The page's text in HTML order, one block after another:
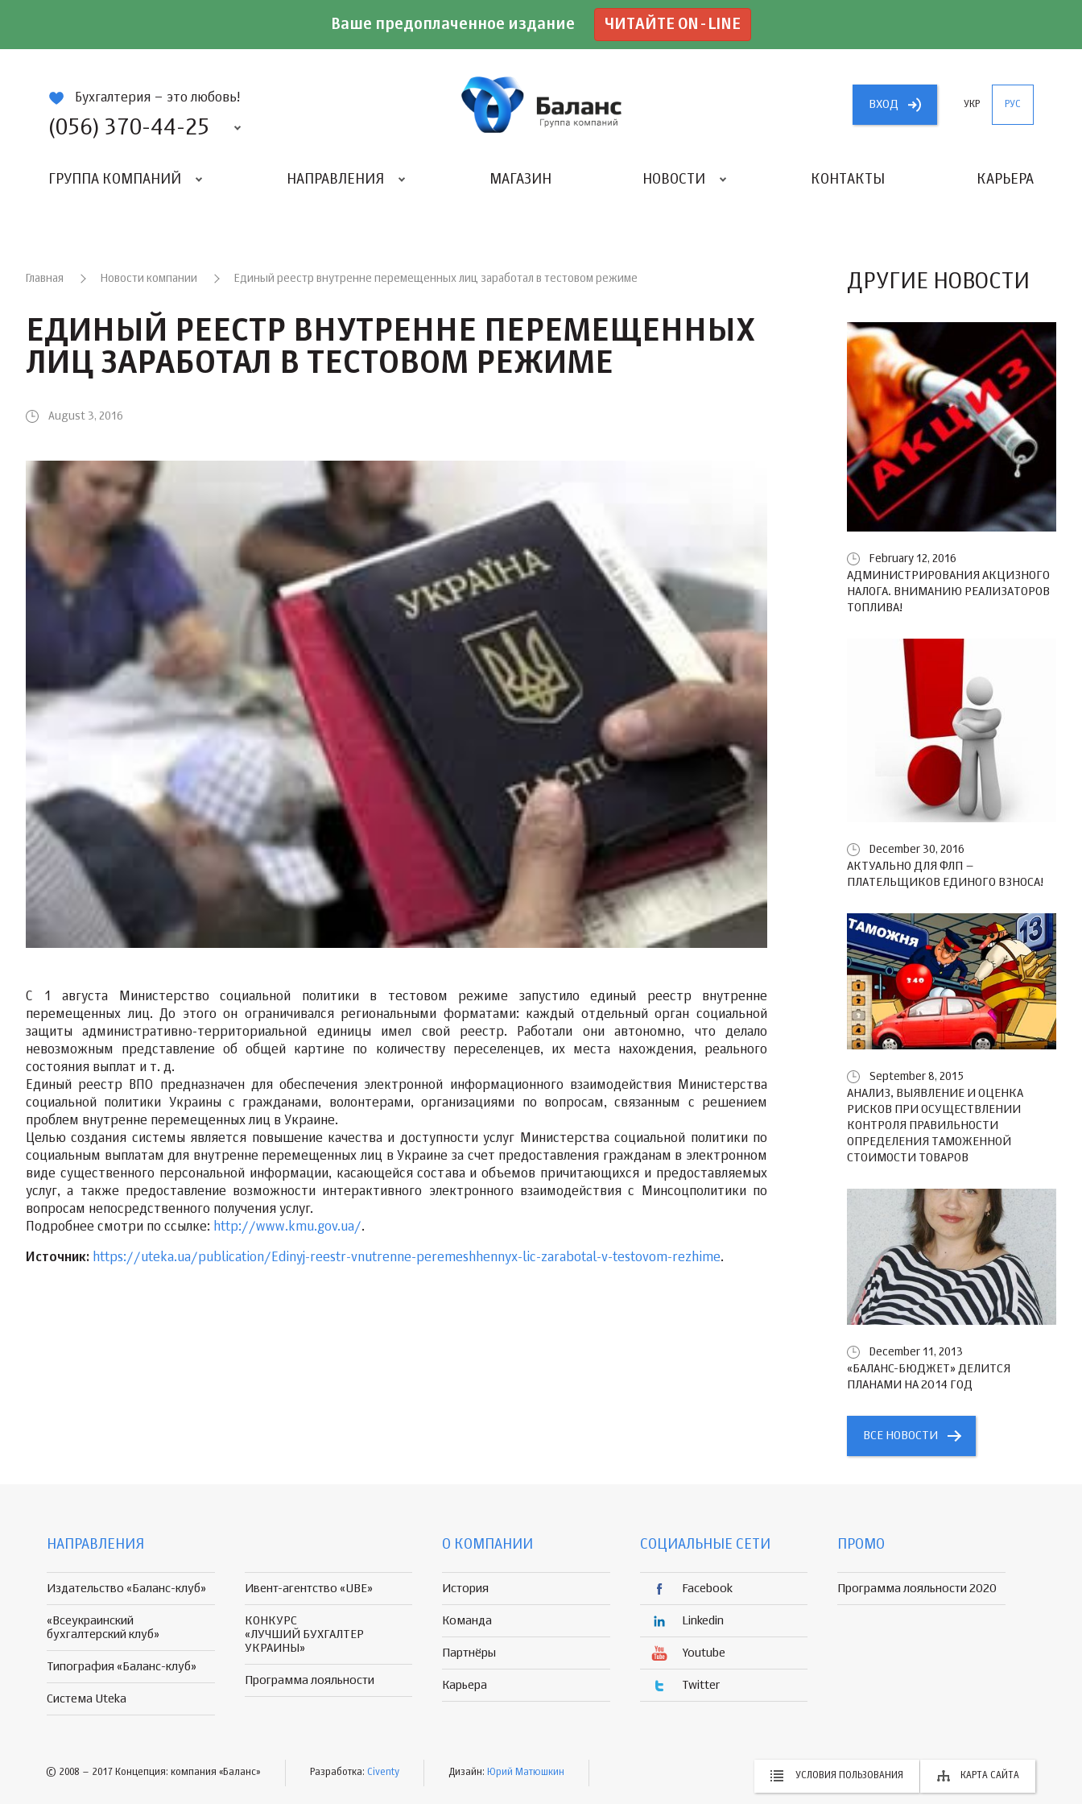
Ваше предоплаченное издание ЧИТАЙТЕ ON-LINE
Бухгалтерия – это любовь!
(056) 370-44-25
ВХОД УКР РУС
ГРУППА КОМПАНИЙ НАПРАВЛЕНИЯ МАГАЗИН НОВОСТИ КОНТАКТЫ КАРЬЕРА
Главная Новости компании Единый реестр внутренне перемещенных лиц заработал в тестовом режиме
ЕДИНЫЙ РЕЕСТР ВНУТРЕННЕ ПЕРЕМЕЩЕННЫХ
ЛИЦ ЗАРАБОТАЛ В ТЕСТОВОМ РЕЖИМЕ
August 3, 2016
С 1 августа Министерство социальной политики в тестовом режиме запустило единый реестр внутренне
перемещенных лиц. До этого он ограничивался региональными форматами: каждый отдельный орган социальной
защиты административно-территориальной единицы имел свой реестр. Работали они автономно, что делало
невозможным представление об общей картине по количеству переселенцев, их места нахождения, реального
состояния выплат и т. д.
Единый реестр ВПО предназначен для обеспечения электронной информационного взаимодействия Министерства
социальной политики Украины с гражданами, волонтерами, организациями по вопросам, связанным с решением
проблем внутренне перемещенных лиц в Украине.
Целью создания системы является повышение качества и доступности услуг Министерства социальной политики по
социальным выплатам для внутренне перемещенных лиц в Украине за счет предоставления гражданам в электронном
виде существенного персональной информации, касающейся состава и объемов причитающихся и предоставляемых
услуг, а также предоставление возможности интерактивного электронного взаимодействия с Минсоцполитики по
вопросам непосредственного получения услуг.
Подробнее смотри по ссылке: http://www.kmu.gov.ua/.
Источник: https://uteka.ua/publication/Edinyj-reestr-vnutrenne-peremeshhennyx-lic-zarabotal-v-testovom-rezhime.
ДРУГИЕ НОВОСТИ
February 12, 2016
АДМИНИСТРИРОВАНИЯ АКЦИЗНОГО
НАЛОГА. ВНИМАНИЮ РЕАЛИЗАТОРОВ
ТОПЛИВА!
December 30, 2016
АКТУАЛЬНО ДЛЯ ФЛП –
ПЛАТЕЛЬЩИКОВ ЕДИНОГО ВЗНОСА!
September 8, 2015
АНАЛИЗ, ВЫЯВЛЕНИЕ И ОЦЕНКА
РИСКОВ ПРИ ОСУЩЕСТВЛЕНИИ
КОНТРОЛЯ ПРАВИЛЬНОСТИ
ОПРЕДЕЛЕНИЯ ТАМОЖЕННОЙ
СТОИМОСТИ ТОВАРОВ
December 11, 2013
«БАЛАНС-БЮДЖЕТ» ДЕЛИТСЯ
ПЛАНАМИ НА 2014 ГОД
ВСЕ НОВОСТИ
НАПРАВЛЕНИЯ
Издательство «Баланс-клуб»
«Всеукраинский
бухгалтерский клуб»
Типография «Баланс-клуб»
Система Uteka
Ивент-агентство «UBE»
КОНКУРС
«ЛУЧШИЙ БУХГАЛТЕР
УКРАИНЫ»
Программа лояльности
О КОМПАНИИ
История
Команда
Партнёры
Карьера
СОЦИАЛЬНЫЕ СЕТИ
Facebook
Linkedin
Youtube
Twitter
ПРОМО
Программа лояльности 2020
© 2008 – 2017 Концепция: компания «Баланс» Разработка: Civenty Дизайн: Юрий Матюшкин УСЛОВИЯ ПОЛЬЗОВАНИЯ КАРТА САЙТА